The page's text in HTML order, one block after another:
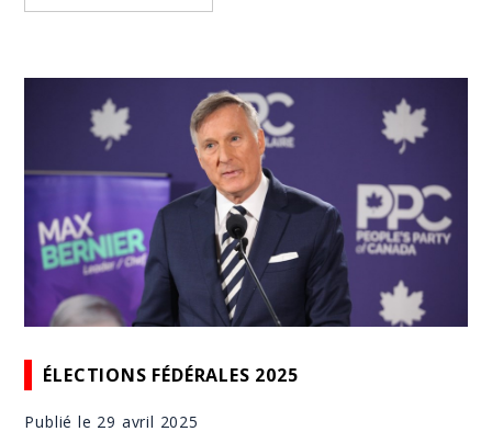
ÉLECTIONS FÉDÉRALES 2025
Publié le 29 avril 2025